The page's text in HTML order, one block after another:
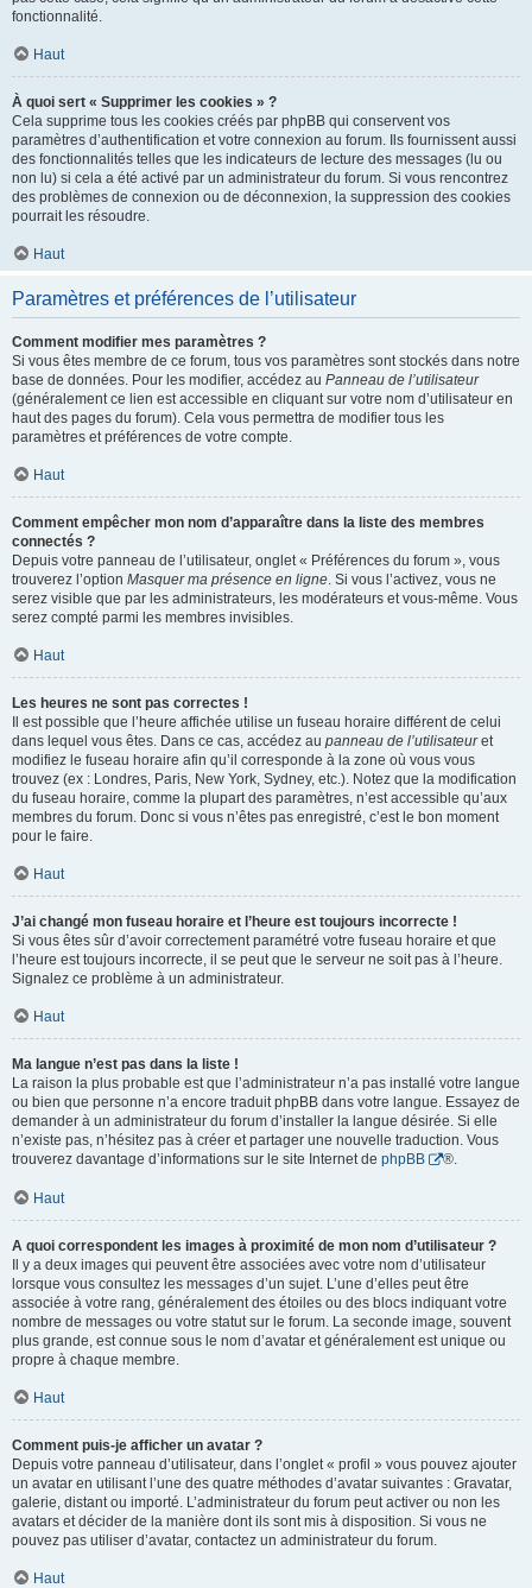
fonctionnalité.
Haut
À quoi sert « Supprimer les cookies » ?
Cela supprime tous les cookies créés par phpBB qui conservent vos
paramètres d’authentification et votre connexion au forum. Ils fournissent aussi
des fonctionnalités telles que les indicateurs de lecture des messages (lu ou
non lu) si cela a été activé par un administrateur du forum. Si vous rencontrez
des problèmes de connexion ou de déconnexion, la suppression des cookies
pourrait les résoudre.
Haut
Paramètres et préférences de l’utilisateur
Comment modifier mes paramètres ?
Si vous êtes membre de ce forum, tous vos paramètres sont stockés dans notre
base de données. Pour les modifier, accédez au Panneau de l’utilisateur
(généralement ce lien est accessible en cliquant sur votre nom d’utilisateur en
haut des pages du forum). Cela vous permettra de modifier tous les
paramètres et préférences de votre compte.
Haut
Comment empêcher mon nom d’apparaître dans la liste des membres
connectés ?
Depuis votre panneau de l’utilisateur, onglet « Préférences du forum », vous
trouverez l’option Masquer ma présence en ligne. Si vous l’activez, vous ne
serez visible que par les administrateurs, les modérateurs et vous-même. Vous
serez compté parmi les membres invisibles.
Haut
Les heures ne sont pas correctes !
Il est possible que l’heure affichée utilise un fuseau horaire différent de celui
dans lequel vous êtes. Dans ce cas, accédez au panneau de l’utilisateuret
modifiez le fuseau horaire afin qu’il corresponde à la zone où vous vous
trouvez (ex : Londres, Paris, New York, Sydney, etc.). Notez que la modification
du fuseau horaire, comme la plupart des paramètres, n’est accessible qu’aux
membres du forum. Donc si vous n’êtes pas enregistré, c’est le bon moment
pour le faire.
Haut
J’ai changé mon fuseau horaire et l’heure est toujours incorrecte !
Si vous êtes sûr d’avoir correctement paramétré votre fuseau horaire et que
l’heure est toujours incorrecte, il se peut que le serveur ne soit pas à l’heure.
Signalez ce problème à un administrateur.
Haut
Ma langue n’est pas dans la liste !
La raison la plus probable est que l’administrateur n’a pas installé votre langue
ou bien que personne n’a encore traduit phpBB dans votre langue. Essayez de
demander à un administrateur du forum d’installer la langue désirée. Si elle
n’existe pas, n’hésitez pas à créer et partager une nouvelle traduction. Vous
trouverez davantage d’informations sur le site Internet de phpBB ®.
Haut
A quoi correspondent les images à proximité de mon nom d’utilisateur ?
Il y a deux images qui peuvent être associées avec votre nom d’utilisateur
lorsque vous consultez les messages d’un sujet. L’une d’elles peut être
associée à votre rang, généralement des étoiles ou des blocs indiquant votre
nombre de messages ou votre statut sur le forum. La seconde image, souvent
plus grande, est connue sous le nom d’avatar et généralement est unique ou
propre à chaque membre.
Haut
Comment puis-je afficher un avatar ?
Depuis votre panneau d’utilisateur, dans l’onglet « profil » vous pouvez ajouter
un avatar en utilisant l’une des quatre méthodes d’avatar suivantes : Gravatar,
galerie, distant ou importé. L’administrateur du forum peut activer ou non les
avatars et décider de la manière dont ils sont mis à disposition. Si vous ne
pouvez pas utiliser d’avatar, contactez un administrateur du forum.
Haut